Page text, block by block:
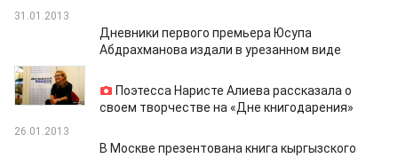
31.01.2013
Дневники первого премьера Юсупа
Абдрахманова издали в урезанном виде
28.01.2013
Поэтесса Наристе Алиева рассказала о
своем творчестве на «Дне книгодарения»
26.01.2013
В Москве презентована книга кыргызского